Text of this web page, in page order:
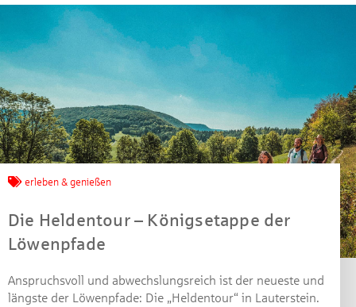
erleben & genießen
Die Heldentour – Königsetappe der
Löwenpfade
Anspruchsvoll und abwechslungsreich ist der neueste und
längste der Löwenpfade: Die „Heldentour“ in Lauterstein.